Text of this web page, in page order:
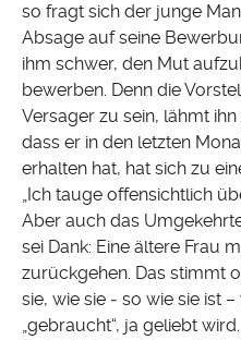
so fragt sich der junge
Absage auf seine
ihm schwer, den Mut
bewerben. Denn die
Versager zu sein, lähmt
dass er in den letzten
erhalten hat, hat sich zu
„Ich tauge offensichtlich
Aber auch das
sei Dank: Eine ältere Frau
zurückgehen. Das stimmt
sie, wie sie ‑ so wie sie ist
„gebraucht“, ja geliebt